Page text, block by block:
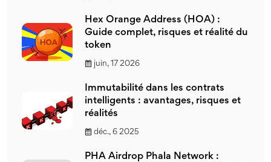
Hex Orange Address (HOA) :
Guide complet, risques et réalité du
token
juin, 17 2026
Immutabilité dans les contrats
intelligents : avantages, risques et
réalités
déc., 6 2025
PHA Airdrop Phala Network :